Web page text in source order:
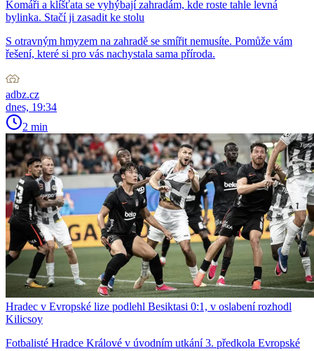
Komáři a klíšťata se vyhýbají zahradám, kde roste tahle levná
bylinka. Stačí ji zasadit ke stolu
S otravným hmyzem na zahradě se smířit nemusíte. Pomůže vám
řešení, které si pro vás nachystala sama příroda.
adbz.cz
dnes, 19:34
2 min
Hradec v Evropské lize podlehl Besiktasi 0:1, v oslabení rozhodl
Kilicsoy
Fotbalisté Hradce Králové v úvodním utkání 3. předkola Evropské